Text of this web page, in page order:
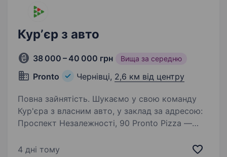
Курʼєр з авто
38 000 – 40 000 грн Вища за середню
Pronto Чернівці, 2,6 км від центру
Повна зайнятість. Шукаємо у свою команду
Кур'єра з власним авто, у заклад за адресою:
Проспект Незалежності, 90 Pronto Pizza —
На сьогодні наші заклади в 11-ти містах
4 дні тому